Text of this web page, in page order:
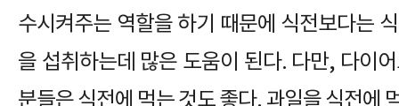
수시켜주는 역할을 하기 때문에 식전보다는
을 섭취하는데 많은 도움이 된다. 다만, 다이
분들은 식전에 먹는 것도 좋다. 과일을 식전에